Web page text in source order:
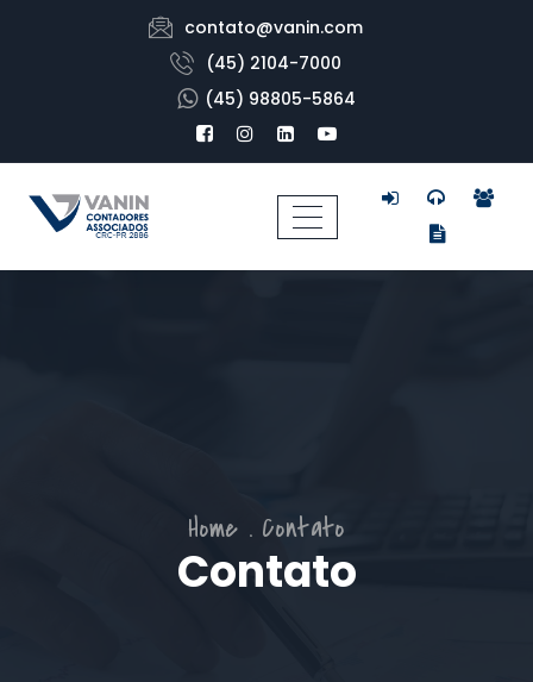
contato@vanin.com
(45) 2104-7000
(45) 98805-5864
Home Contato
Contato